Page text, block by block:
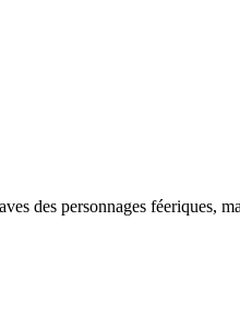
des personnages féeriques,